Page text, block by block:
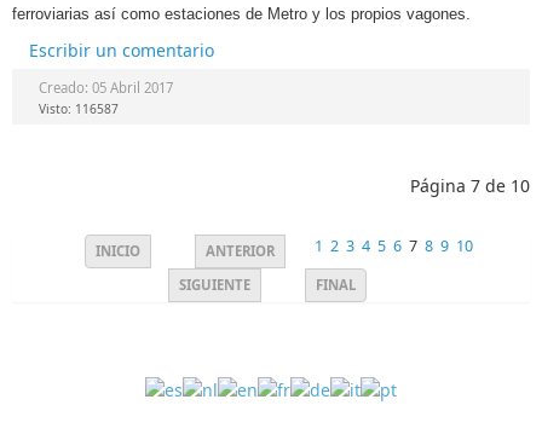
ferroviarias así como estaciones de Metro y los propios vagones.
Escribir un comentario
Creado: 05 Abril 2017
Visto: 116587
Página 7 de 10
INICIO ANTERIOR 1 2 3 4 5 6 7 8 9 10
SIGUIENTE FINAL